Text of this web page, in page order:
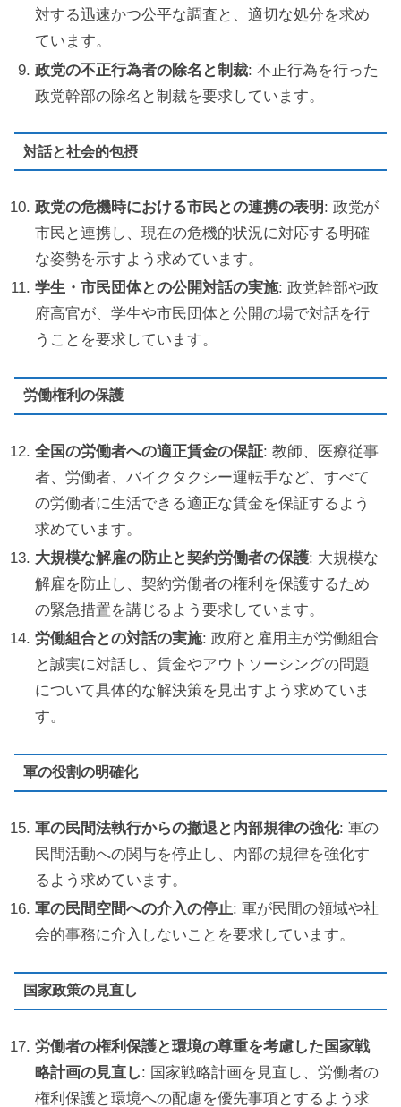
対する迅速かつ公平な調査と、適切な処分を求め
ています。
政党の不正行為者の除名と制裁: 不正行為を行った
政党幹部の除名と制裁を要求しています。
対話と社会的包摂
政党の危機時における市民との連携の表明: 政党が
市民と連携し、現在の危機的状況に対応する明確
な姿勢を示すよう求めています。
学生・市民団体との公開対話の実施: 政党幹部や政
府高官が、学生や市民団体と公開の場で対話を行
うことを要求しています。
労働権利の保護
全国の労働者への適正賃金の保証: 教師、医療従事
者、労働者、バイクタクシー運転手など、すべて
の労働者に生活できる適正な賃金を保証するよう
求めています。
大規模な解雇の防止と契約労働者の保護: 大規模な
解雇を防止し、契約労働者の権利を保護するため
の緊急措置を講じるよう要求しています。
労働組合との対話の実施: 政府と雇用主が労働組合
と誠実に対話し、賃金やアウトソーシングの問題
について具体的な解決策を見出すよう求めていま
す。
軍の役割の明確化
軍の民間法執行からの撤退と内部規律の強化: 軍の
民間活動への関与を停止し、内部の規律を強化す
るよう求めています。
軍の民間空間への介入の停止: 軍が民間の領域や社
会的事務に介入しないことを要求しています。
国家政策の見直し
労働者の権利保護と環境の尊重を考慮した国家戦
略計画の見直し: 国家戦略計画を見直し、労働者の
権利保護と環境への配慮を優先事項とするよう求